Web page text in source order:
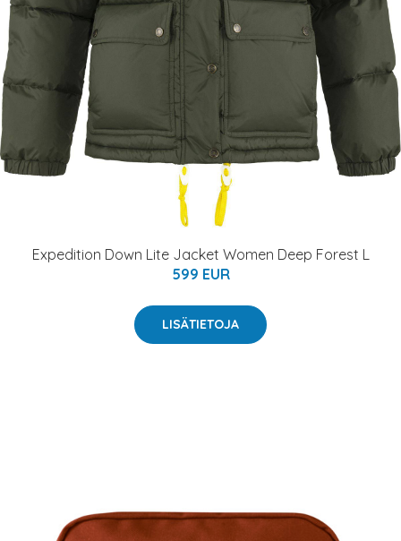
Expedition Down Lite Jacket Women Deep Forest L
599 EUR
LISÄTIETOJA